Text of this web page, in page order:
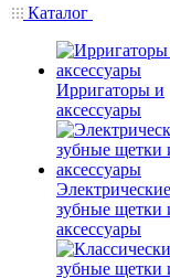
Каталог
Ирригаторы и
аксессуары
Электрические
зубные щетки
аксессуары